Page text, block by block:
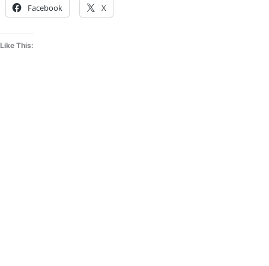
Facebook X
Like This: